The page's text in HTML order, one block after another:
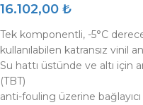
16.102,00 ₺
Tek komponentli, -5°C
kullanılabilen katransız vinil
Su hattı üstünde ve altı için
(TBT)
anti-fouling üzerine